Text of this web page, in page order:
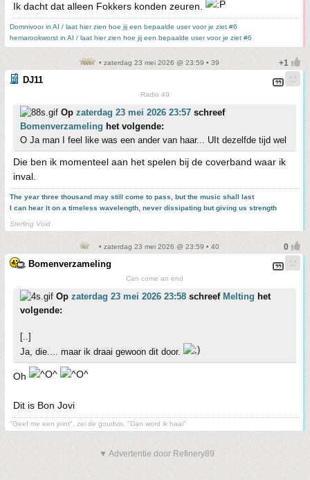
Ik dacht dat alleen Fokkers konden zeuren.
Domnivoor in AI / laat hier zien hoe jij een bepaalde user voor je ziet #6
hemarookworst in AI / laat hier zien hoe jij een bepaalde user voor je ziet #6
• zaterdag 23 mei 2026 @ 23:59 • 39
DJ11
Radio 49
Op zaterdag 23 mei 2026 23:57 schreef
Bomenverzameling het volgende:
O Ja man I feel like was een ander van haar... UIt dezelfde tijd wel
Die ben ik momenteel aan het spelen bij de coverband waar ik
inval.
The year three thousand may still come to pass, but the music shall last
I can hear it on a timeless wavelength, never dissipating but giving us strength
Sterling Void
• zaterdag 23 mei 2026 @ 23:59 • 40
Bomenverzameling
Can come an end
Op zaterdag 23 mei 2026 23:58 schreef Melting het
volgende:
[..]
Ja, die.... maar ik draai gewoon dit door.
Oh
Dit is Bon Jovi
"Geef me een joint", zei de goudvis, "Dan word ik haai"
▼ Advertentie door Refinery89